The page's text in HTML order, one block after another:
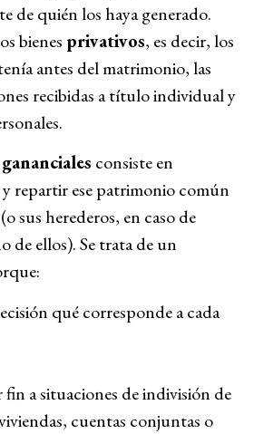
de quién los haya generado.
bienes privativos, es decir, los
antes del matrimonio, las
recibidas a título individual y
consiste en
repartir ese patrimonio común
sus herederos, en caso de
de ellos). Se trata de un
qué corresponde a cada
a situaciones de indivisión de
cuentas conjuntas o